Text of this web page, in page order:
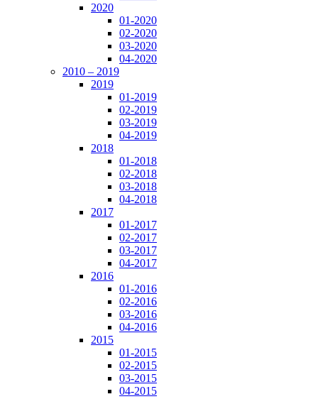
2020
01-2020
02-2020
03-2020
04-2020
2010 – 2019
2019
01-2019
02-2019
03-2019
04-2019
2018
01-2018
02-2018
03-2018
04-2018
2017
01-2017
02-2017
03-2017
04-2017
2016
01-2016
02-2016
03-2016
04-2016
2015
01-2015
02-2015
03-2015
04-2015